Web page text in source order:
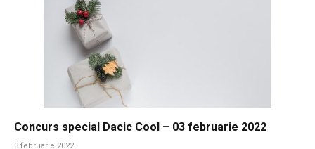
Concurs special Dacic Cool – 03 februarie 2022
3 februarie 2022